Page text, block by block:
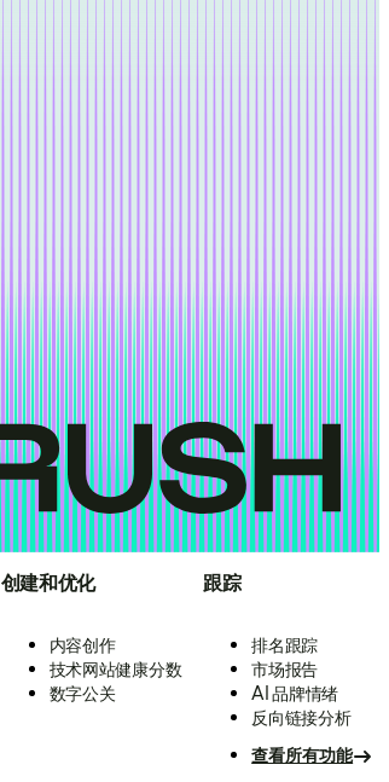
创建和优化
内容创作
技术网站健康分数
数字公关
跟踪
排名跟踪
市场报告
AI 品牌情绪
反向链接分析
查看所有功能